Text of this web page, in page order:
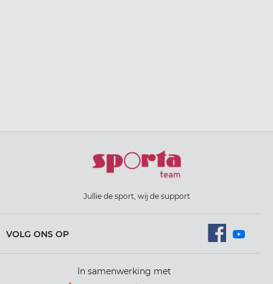
Jullie de sport, wij de support
VOLG ONS OP
In samenwerking met